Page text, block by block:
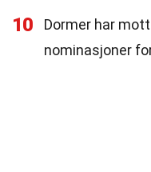
10
Dormer har
nominasjoner